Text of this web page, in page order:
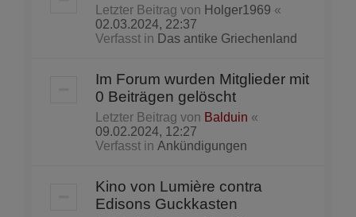
Letzter Beitrag von Holger1969 «
02.03.2024, 22:37
Verfasst in Das antike Griechenland
Im Forum wurden Mitglieder mit
0 Beiträgen gelöscht
Letzter Beitrag von Balduin «
09.02.2024, 12:27
Verfasst in Ankündigungen
Kino von Lumière contra
Edisons Guckkasten